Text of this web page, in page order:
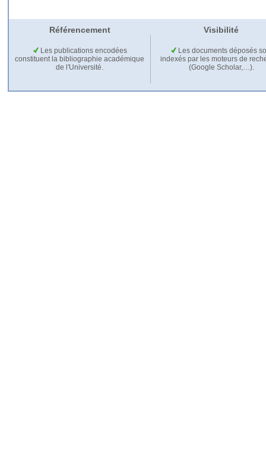
Référencement Visibilité
Les publications encodées
constituent la bibliographie académique
de l'Université.
Les documents déposés
indexés par les moteurs de
(Google Scholar,…).